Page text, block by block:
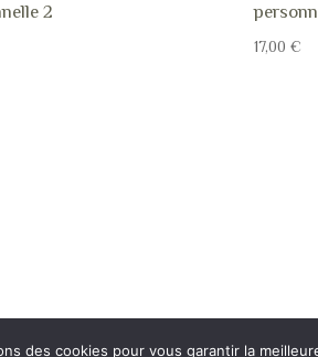
2
17,00€
Themes| Propulsé parWordPress
des cookies pour vous garantir la